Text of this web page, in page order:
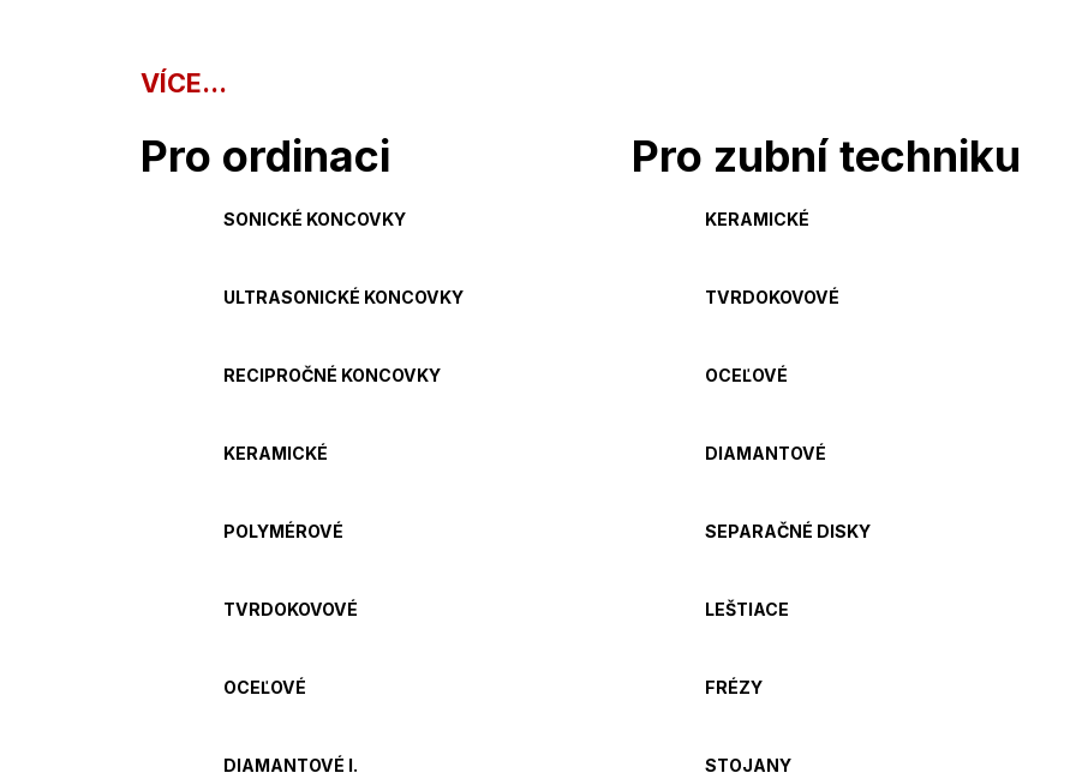
VÍCE...
Pro ordinaci Pro zubní techniku
SONICKÉ KONCOVKY KERAMICKÉ
ULTRASONICKÉ KONCOVKY TVRDOKOVOVÉ
RECIPROČNÉ KONCOVKY OCEĽOVÉ
KERAMICKÉ DIAMANTOVÉ
POLYMÉROVÉ SEPARAČNÉ DISKY
TVRDOKOVOVÉ LEŠTIACE
OCEĽOVÉ FRÉZY
DIAMANTOVÉ I. STOJANY